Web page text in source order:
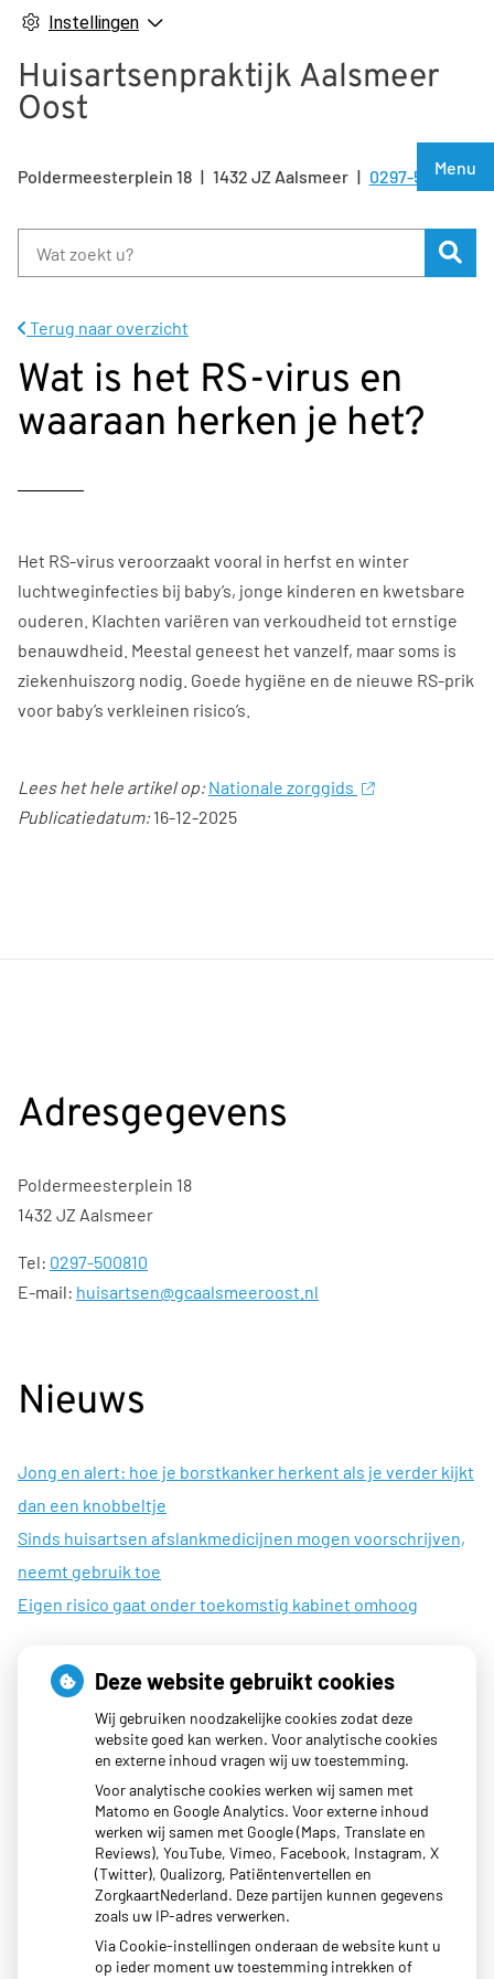
Instellingen
Huisartsenpraktijk Aalsmeer
Oost
Menu
Poldermeesterplein 18 1432 JZ Aalsmeer Tel:
0297-500810
Terug naar overzicht
Wat is het RS-virus en
waaraan herken je het?
Het RS-virus veroorzaakt vooral in herfst en winter
luchtweginfecties bij baby’s, jonge kinderen en kwetsbare
ouderen. Klachten variëren van verkoudheid tot ernstige
benauwdheid. Meestal geneest het vanzelf, maar soms is
ziekenhuiszorg nodig. Goede hygiëne en de nieuwe RS-prik
voor baby’s verkleinen risico’s.
Lees het hele artikel op: Nationale zorggids
Publicatiedatum:16-12-2025
Adresgegevens
Poldermeesterplein 18
1432 JZ Aalsmeer
Tel: 0297-500810
E-mail: huisartsen@gcaalsmeeroost.nl
Nieuws
Jong en alert: hoe je borstkanker herkent als je verder kijkt
dan een knobbeltje
Sinds huisartsen afslankmedicijnen mogen voorschrijven,
neemt gebruik toe
Eigen risico gaat onder toekomstig kabinet omhoog
Openingstijden
08:00 - 17:00
08:00 - 17:00
Woensdag:
08:00 - 19:30
Donderdag:
08:00 - 17:00
08:00 - 17:00
Deze website gebruikt cookies
Wij gebruiken noodzakelijke cookies zodat deze
website goed kan werken. Voor analytische cookies
en externe inhoud vragen wij uw toestemming.
Voor analytische cookies werken wij samen met
Matomo en Google Analytics. Voor externe inhoud
werken wij samen met Google (Maps, Translate en
Reviews), YouTube, Vimeo, Facebook, Instagram, X
(Twitter), Qualizorg, Patiëntenvertellen en
ZorgkaartNederland. Deze partijen kunnen gegevens
zoals uw IP-adres verwerken.
Via Cookie-instellingen onderaan de website kunt u
op ieder moment uw toestemming intrekken of